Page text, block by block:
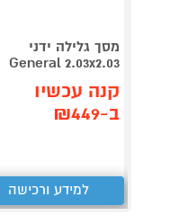
מסך גלילה ידני
General 2.03x2.03
קנה עכשיו
ב-₪449
למידע ורכישה